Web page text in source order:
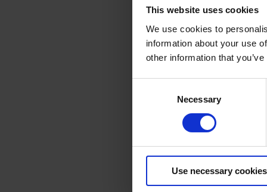
This website uses cookies
We use cookies to
information about your use
other information that
Necessary
Use necessary